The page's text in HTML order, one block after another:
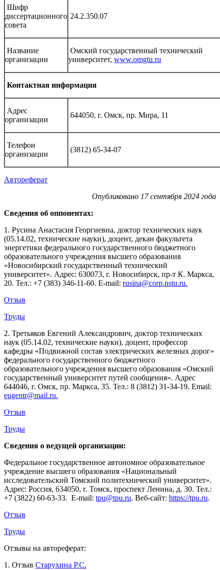
Шифр
диссертационного
совета
24.2.350.07
Название
организации
Омский государственный технический
университет, www.omgtu.ru
Контактная информация
Адрес
организации
644050, г. Омск, пр. Мира, 11
Телефон
организации
(3812) 65-34-07
Автореферат
Опубликовано 17 сентября 2024 года
Сведения об оппонентах:
1. Русина Анастасия Георгиевна, доктор технических наук
(05.14.02, технические науки), доцент, декан факультета
энергетики федерального государственного бюджетного
образовательного учреждения высшего образования
«Новосибирский государственный технический
университет». Адрес: 630073, г. Новосибирск, пр-т К. Маркса,
20. Тел.: +7 (383) 346-11-60. Е-mail: rusina@corp.nstu.ru.
Отзыв
Труды
2. Третьяков Евгений Александрович, доктор технических
наук (05.14.02, технические науки), доцент, профессор
кафедры «Подвижной состав электрических железных дорог»
федерального государственного бюджетного
образовательного учреждения высшего образования «Омский
государственный университет путей сообщения». Адрес
644046, г. Омск, пр. Маркса, 35. Тел.: 8 (3812) 31-34-19. Email:
eugentr@mail.ru.
Отзыв
Труды
Сведения о ведущей организации:
Федеральное государственное автономное образовательное
учреждение высшего образования «Национальный
исследовательский Томский политехнический университет».
Адрес: Россия, 634050, г. Томск, проспект Ленина, д. 30. Тел.:
+7 (3822) 60-63-33. Е-mail: tpu@tpu.ru. Веб-сайт: https://tpu.ru.
Отзыв
Труды
Отзывы на автореферат:
1. Отзыв Старухина Р.С.